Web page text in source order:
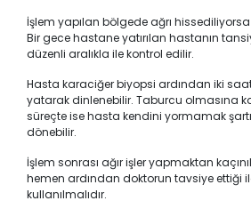
İşlem yapılan bölgede ağrı hissediliyorsa
Bir gece hastane yatırılan hastanın
düzenli aralıkla ile kontrol edilir.
Hasta karaciğer biyopsi ardından iki
yatarak dinlenebilir. Taburcu olmasına
süreçte ise hasta kendini yormamak
dönebilir.
İşlem sonrası ağır işler yapmaktan
hemen ardından doktorun tavsiye ettiği
kullanılmalıdır.